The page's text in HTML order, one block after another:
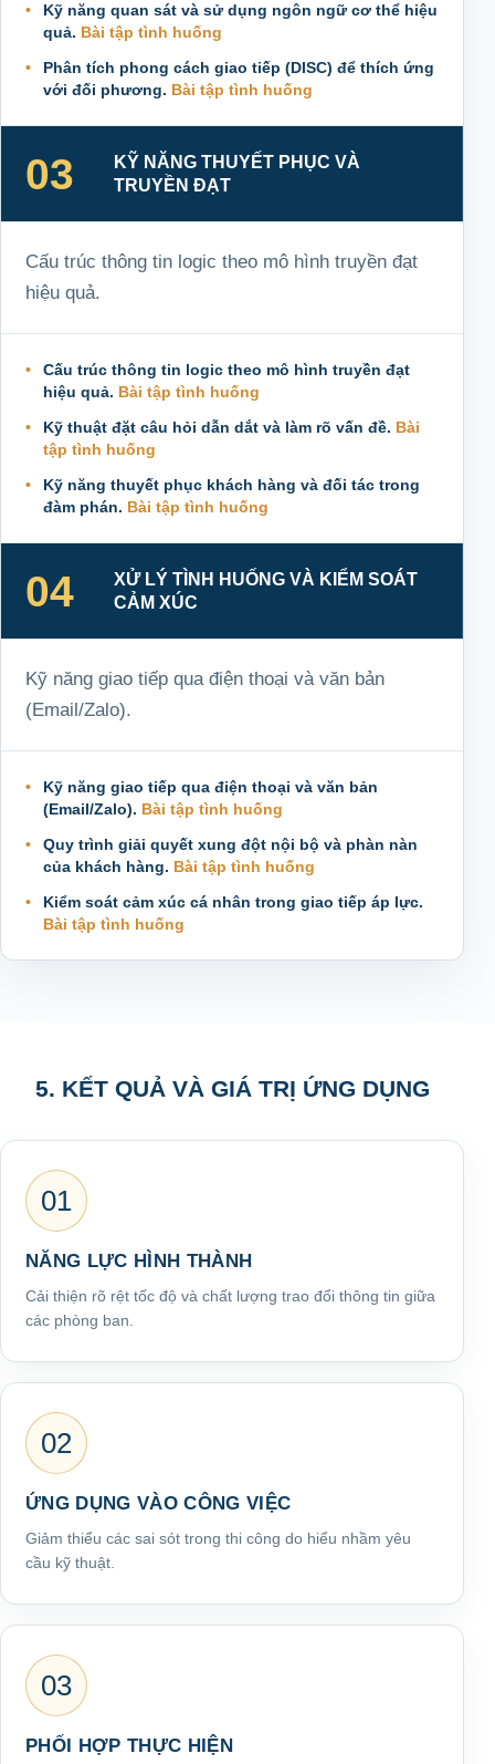
Kỹ năng quan sát và sử dụng ngôn ngữ cơ thể hiệu
quả. Bài tập tình huống
Phân tích phong cách giao tiếp (DISC) để thích ứng
với đối phương. Bài tập tình huống
03
KỸ NĂNG THUYẾT PHỤC VÀ
TRUYỀN ĐẠT
Cấu trúc thông tin logic theo mô hình truyền đạt
hiệu quả.
Cấu trúc thông tin logic theo mô hình truyền đạt
hiệu quả. Bài tập tình huống
Kỹ thuật đặt câu hỏi dẫn dắt và làm rõ vấn đề. Bài
tập tình huống
Kỹ năng thuyết phục khách hàng và đối tác trong
đàm phán. Bài tập tình huống
04
XỬ LÝ TÌNH HUỐNG VÀ KIỂM SOÁT
CẢM XÚC
Kỹ năng giao tiếp qua điện thoại và văn bản
(Email/Zalo).
Kỹ năng giao tiếp qua điện thoại và văn bản
(Email/Zalo). Bài tập tình huống
Quy trình giải quyết xung đột nội bộ và phàn nàn
của khách hàng. Bài tập tình huống
Kiểm soát cảm xúc cá nhân trong giao tiếp áp lực.
Bài tập tình huống
5. KẾT QUẢ VÀ GIÁ TRỊ ỨNG DỤNG
01
NĂNG LỰC HÌNH THÀNH
Cải thiện rõ rệt tốc độ và chất lượng trao đổi thông tin giữa
các phòng ban.
02
ỨNG DỤNG VÀO CÔNG VIỆC
Giảm thiểu các sai sót trong thi công do hiểu nhầm yêu
cầu kỹ thuật.
03
PHỐI HỢP THỰC HIỆN